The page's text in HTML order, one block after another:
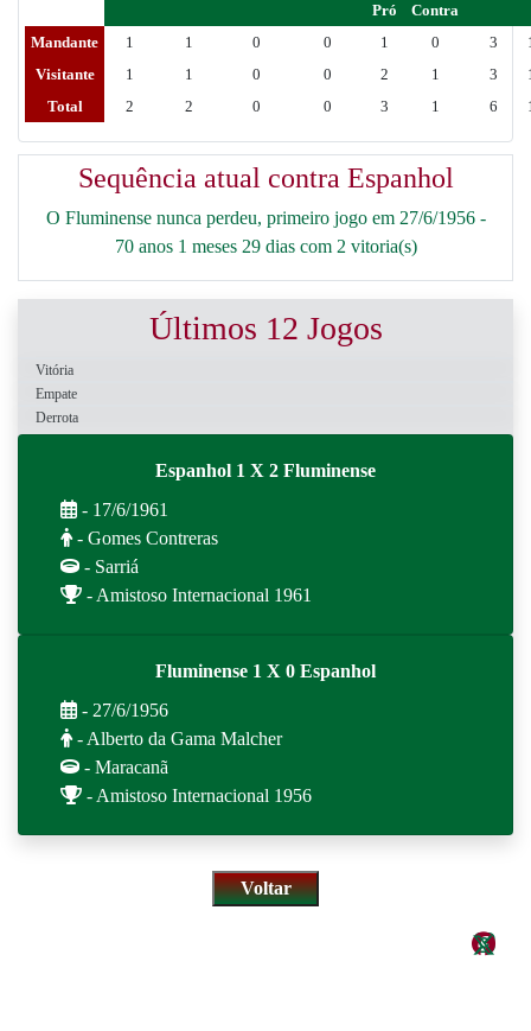
Pró
Contra
Mandante 1 1 0 0 1 0 3
Visitante
1 1 0 0 2 1 3
Total
2 2 0 0 3 1 6
Sequência atual contra Espanhol
O Fluminense nunca perdeu, primeiro jogo em 27/6/1956 -
70 anos 1 meses 29 dias com 2 vitoria(s)
Últimos 12 Jogos
Vitória
Empate
Derrota
Espanhol 1 X 2 Fluminense
- 17/6/1961
- Gomes Contreras
- Sarriá
- Amistoso Internacional 1961
Fluminense 1 X 0 Espanhol
- 27/6/1956
- Alberto da Gama Malcher
- Maracanã
- Amistoso Internacional 1956